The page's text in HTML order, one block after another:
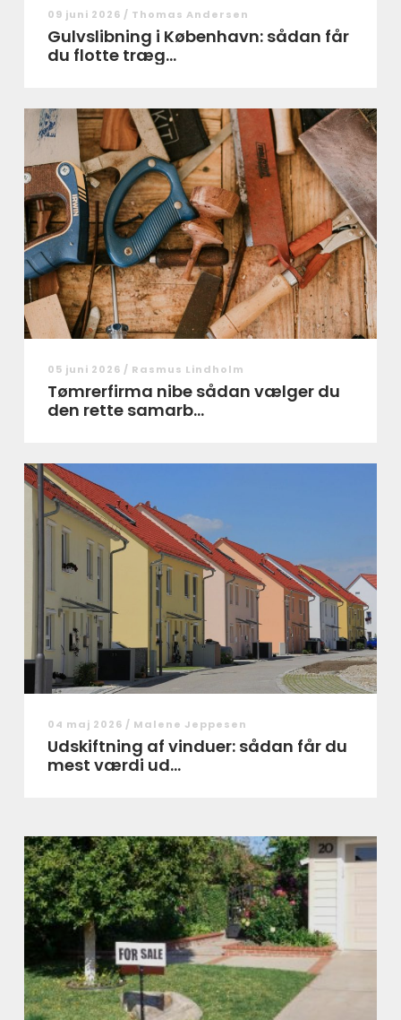
09 juni 2026 / Thomas Andersen
Gulvslibning i København: sådan får
du flotte træg...
05 juni 2026 / Rasmus Lindholm
Tømrerfirma nibe sådan vælger du
den rette samarb...
04 maj 2026 / Malene Jeppesen
Udskiftning af vinduer: sådan får du
mest værdi ud...